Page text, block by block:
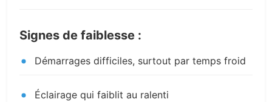
Signes de faiblesse :
Démarrages difficiles, surtout par temps froid
Éclairage qui faiblit au ralenti